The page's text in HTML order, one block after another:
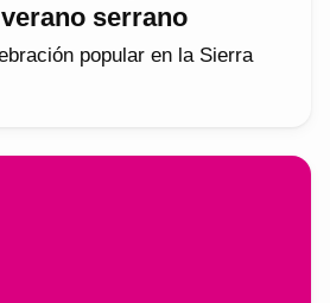
serrano
popular en la Sierra